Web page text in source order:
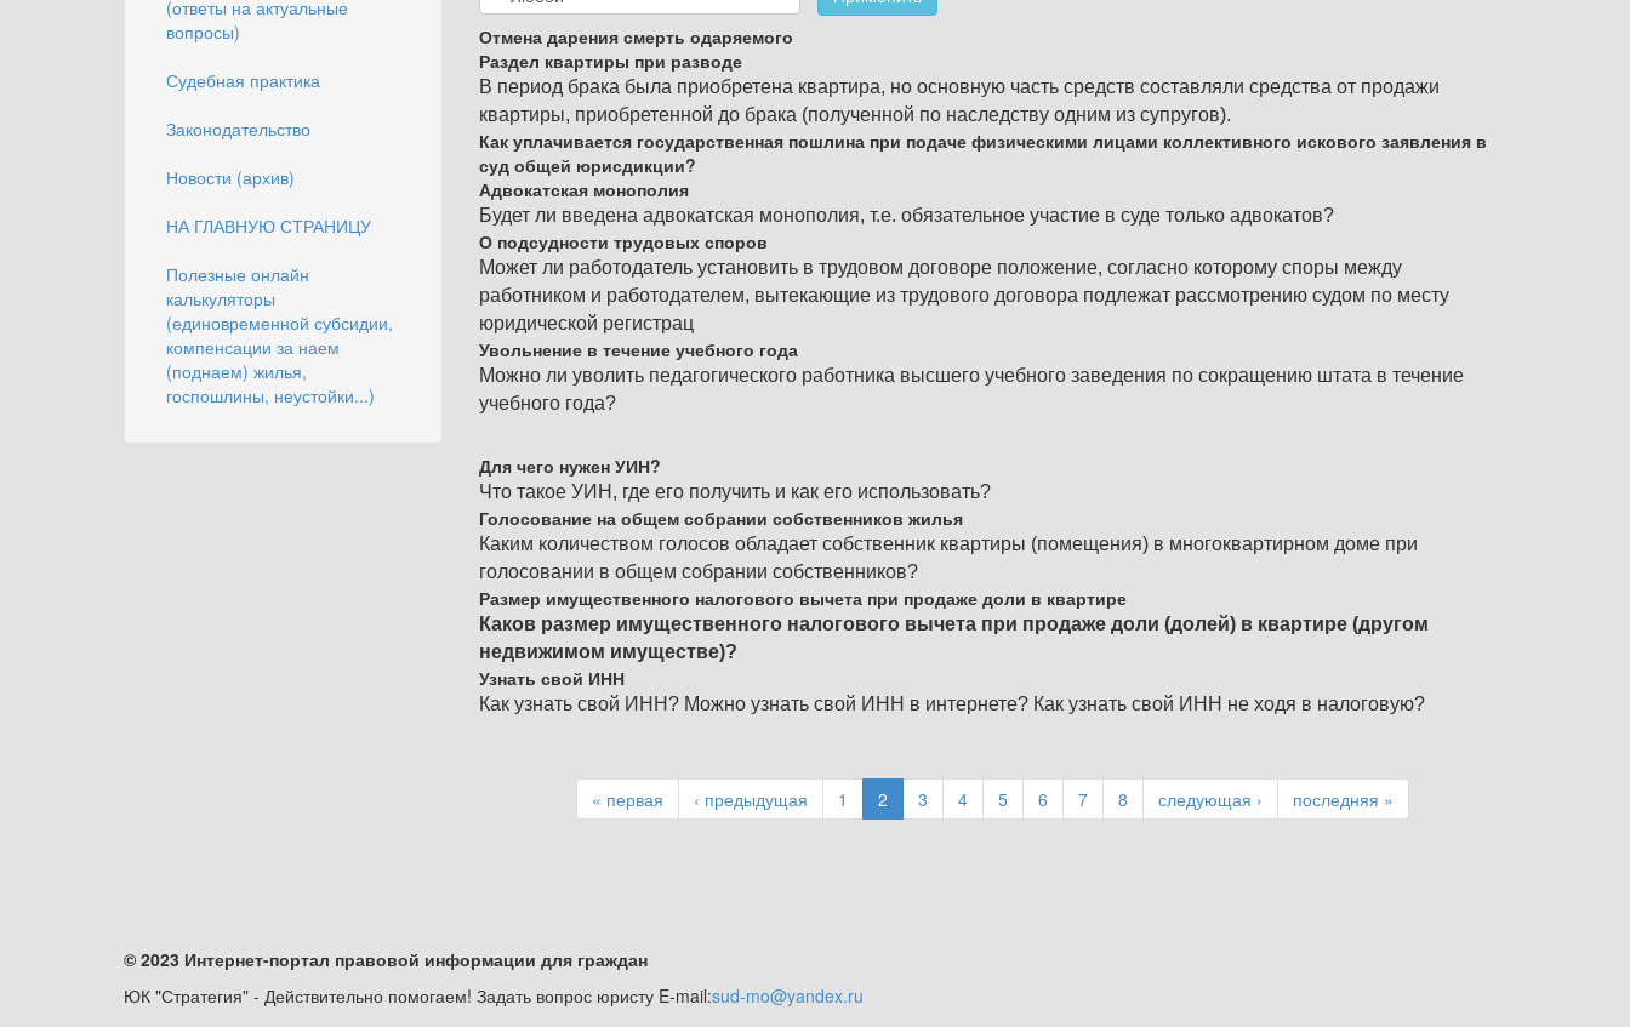
(ответы на актуальные
вопросы)
Судебная практика
Законодательство
Новости (архив)
НА ГЛАВНУЮ СТРАНИЦУ
Полезные онлайн
калькуляторы
(единовременной субсидии,
компенсации за наем
(поднаем) жилья,
госпошлины, неустойки...)
Отмена дарения смерть одаряемого
Раздел квартиры при разводе
В период брака была приобретена квартира, но основную часть средств составляли средства от продажи
квартиры, приобретенной до брака (полученной по наследству одним из супругов).
Как уплачивается государственная пошлина при подаче физическими лицами коллективного искового заявления в
суд общей юрисдикции?
Адвокатская монополия
Будет ли введена адвокатская монополия, т.е. обязательное участие в суде только адвокатов?
О подсудности трудовых споров
Может ли работодатель установить в трудовом договоре положение, согласно которому споры между
работником и работодателем, вытекающие из трудового договора подлежат рассмотрению судом по месту
юридической регистрац
Увольнение в течение учебного года
Можно ли уволить педагогического работника высшего учебного заведения по сокращению штата в течение
учебного года?
Для чего нужен УИН?
Что такое УИН, где его получить и как его использовать?
Голосование на общем собрании собственников жилья
Каким количеством голосов обладает собственник квартиры (помещения) в многоквартирном доме при
голосовании в общем собрании собственников?
Размер имущественного налогового вычета при продаже доли в квартире
Каков размер имущественного налогового вычета при продаже доли (долей) в квартире (другом
недвижимом имуществе)?
Узнать свой ИНН
Как узнать свой ИНН? Можно узнать свой ИНН в интернете? Как узнать свой ИНН не ходя в налоговую?
« первая ‹ предыдущая 1 2 3 4 5 6 7 8 следующая › последняя »
© 2023 Интернет-портал правовой информации для граждан
ЮК "Стратегия" - Действительно помогаем! Задать вопрос юристу E-mail:sud-mo@yandex.ru